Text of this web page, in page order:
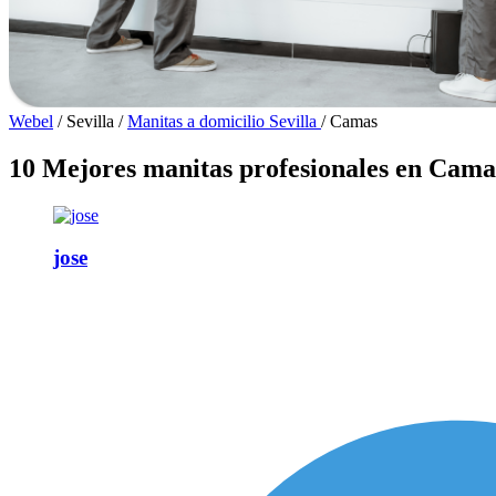
Webel / Sevilla / Manitas a domicilio Sevilla / Camas
10 Mejores manitas profesionales en
jose